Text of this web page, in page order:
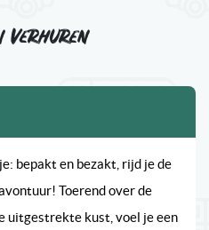
verhuren
bepakt en bezakt, rijd je de
Toerend over de
uitgestrekte kust, voel je een